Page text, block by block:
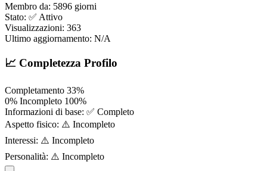
Membro da: 5896 giorni
Stato: ✅ Attivo
Visualizzazioni: 363
Ultimo aggiornamento: N/A
📈 Completezza Profilo
Completamento 33%
0% Incompleto 100%
Informazioni di base: ✅ Completo
Aspetto fisico: ⚠️ Incompleto
Interessi: ⚠️ Incompleto
Personalità: ⚠️ Incompleto